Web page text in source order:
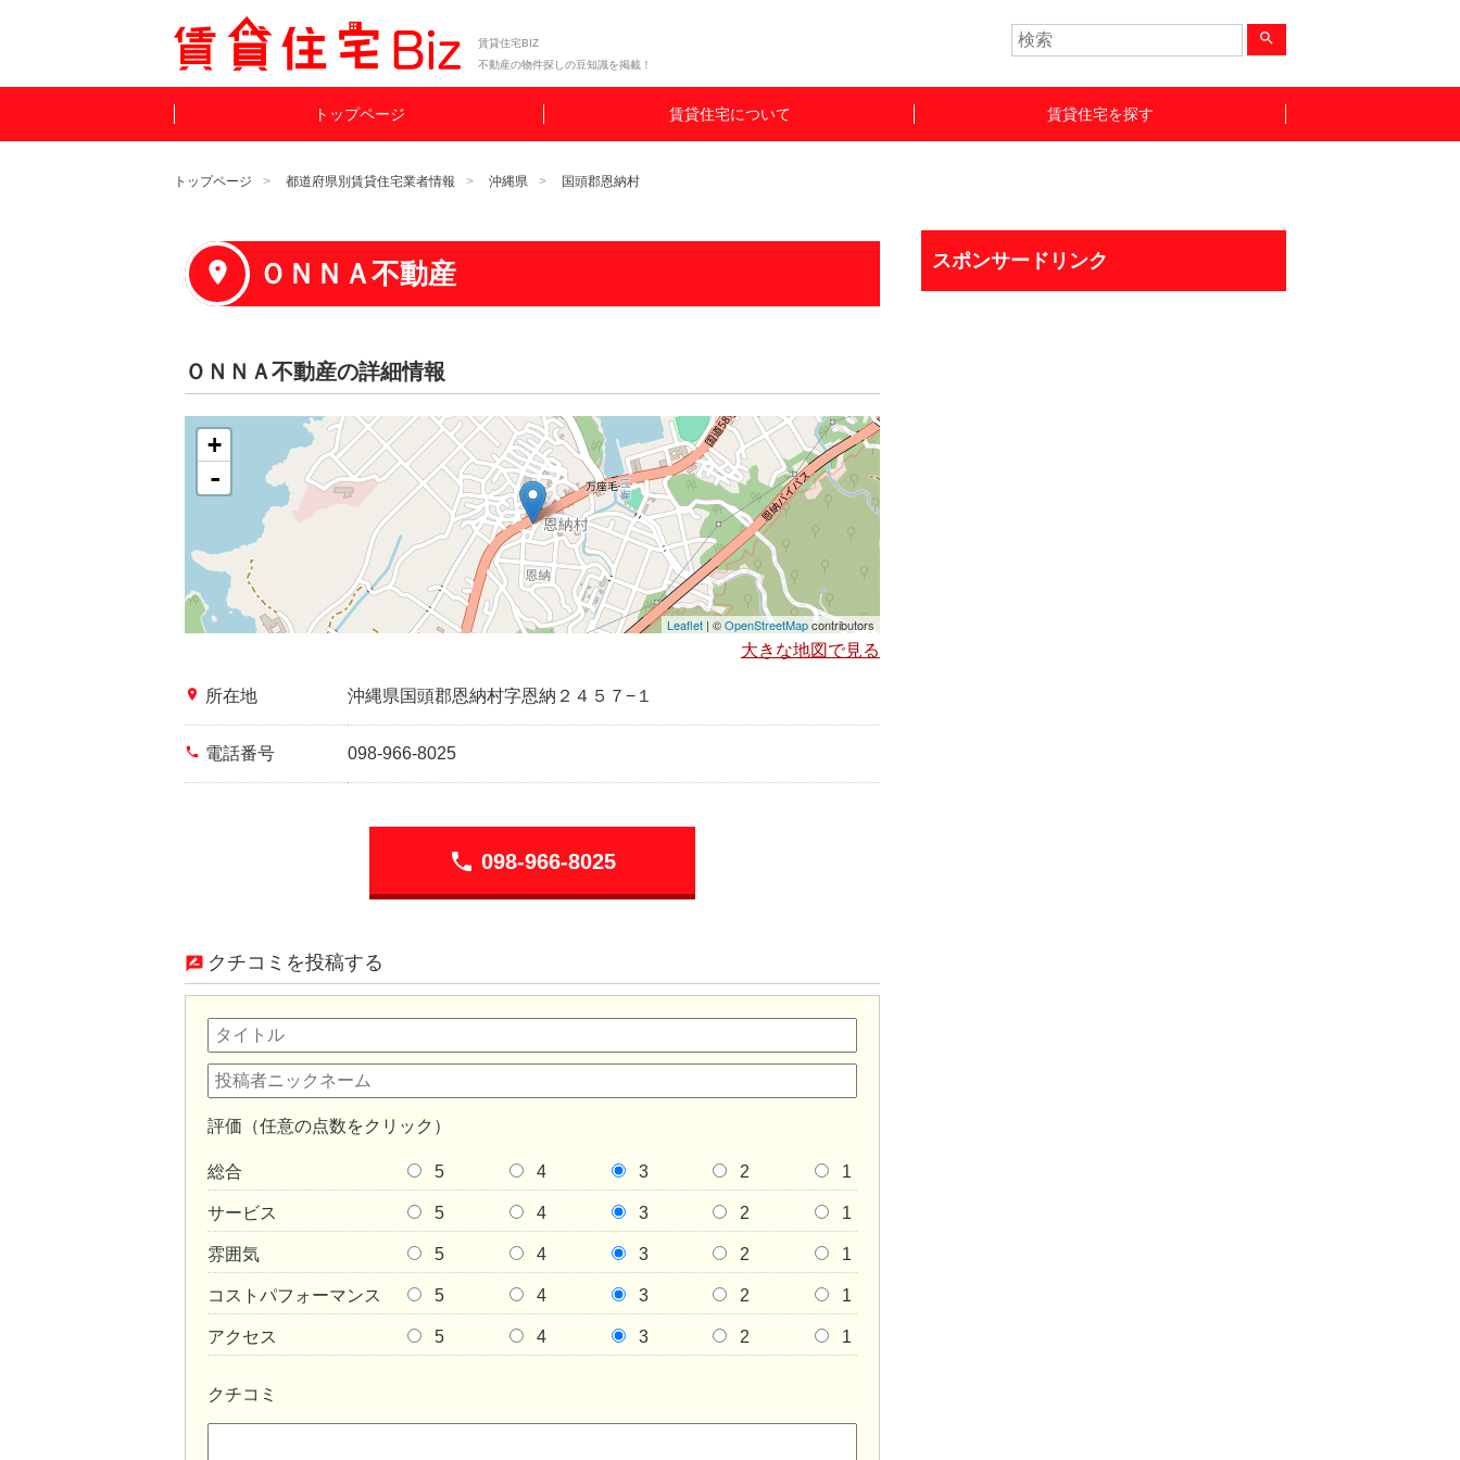
賃貸住宅BIZ
不動産の物件探しの豆知識を掲載！
search
トップページ 賃貸住宅について 賃貸住宅を探す
トップページ 都道府県別賃貸住宅業者情報 沖縄県 国頭郡恩納村
ＯＮＮＡ不動産
ＯＮＮＡ不動産の詳細情報
+
-
Leaflet | ©OpenStreetMapcontributors
大きな地図で見る
place 所在地 沖縄県国頭郡恩納村字恩納２４５７−１
phone 電話番号 098-966-8025
phone 098-966-8025
クチコミを投稿する
評価（任意の点数をクリック）
総合 5 4 3 2 1
サービス 5 4 3 2 1
雰囲気 5 4 3 2 1
コストパフォーマンス 5 4 3 2 1
アクセス 5 4 3 2 1
クチコミ
スポンサードリンク